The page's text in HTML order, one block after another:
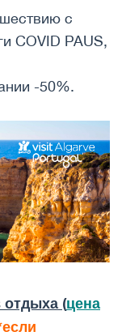
с
COVID PAUS,
-50%.
отдыха (цена